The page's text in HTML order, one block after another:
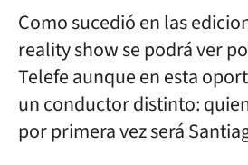
Como sucedió en las
reality show se podrá ver
Telefe aunque en esta
un conductor distinto:
por primera vez será